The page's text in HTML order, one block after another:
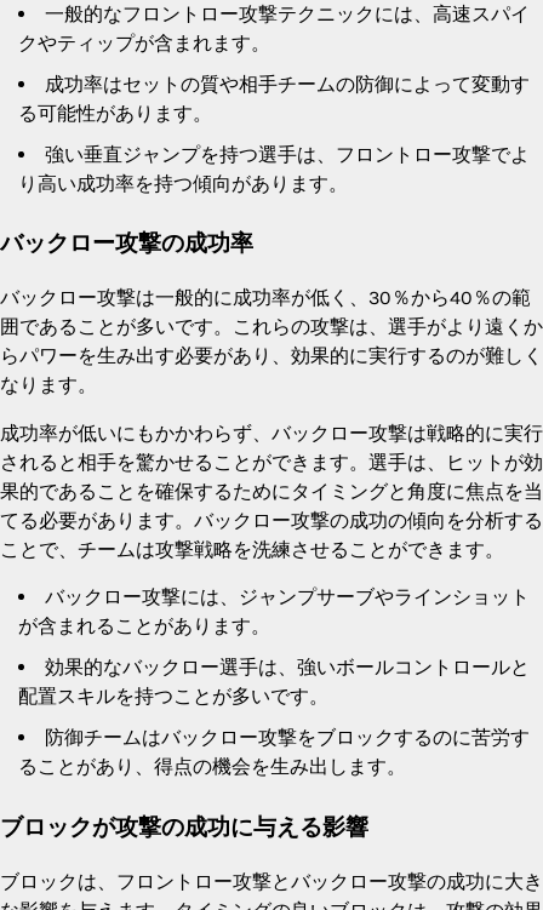
一般的なフロントロー攻撃テクニックには、高速スパイ
クやティップが含まれます。
成功率はセットの質や相手チームの防御によって変動す
る可能性があります。
強い垂直ジャンプを持つ選手は、フロントロー攻撃でよ
り高い成功率を持つ傾向があります。
バックロー攻撃の成功率
バックロー攻撃は一般的に成功率が低く、30％から40％の範
囲であることが多いです。これらの攻撃は、選手がより遠くか
らパワーを生み出す必要があり、効果的に実行するのが難しく
なります。
成功率が低いにもかかわらず、バックロー攻撃は戦略的に実行
されると相手を驚かせることができます。選手は、ヒットが効
果的であることを確保するためにタイミングと角度に焦点を当
てる必要があります。バックロー攻撃の成功の傾向を分析する
ことで、チームは攻撃戦略を洗練させることができます。
バックロー攻撃には、ジャンプサーブやラインショット
が含まれることがあります。
効果的なバックロー選手は、強いボールコントロールと
配置スキルを持つことが多いです。
防御チームはバックロー攻撃をブロックするのに苦労す
ることがあり、得点の機会を生み出します。
ブロックが攻撃の成功に与える影響
ブロックは、フロントロー攻撃とバックロー攻撃の成功に大き